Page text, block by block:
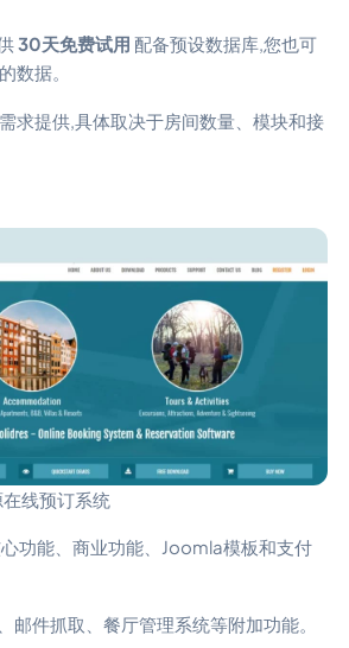
30天免费试用 配备预设数据库,您也可
数据。
求提供,具体取决于房间数量、模块和接
线预订系统
功能、商业功能、Joomla模板和支付
邮件抓取、餐厅管理系统等附加功能。